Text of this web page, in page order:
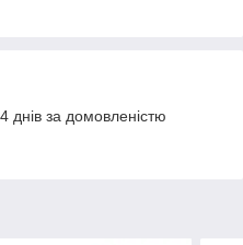
днів за домовленістю